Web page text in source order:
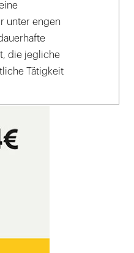
unter engen
die jegliche
Tätigkeit